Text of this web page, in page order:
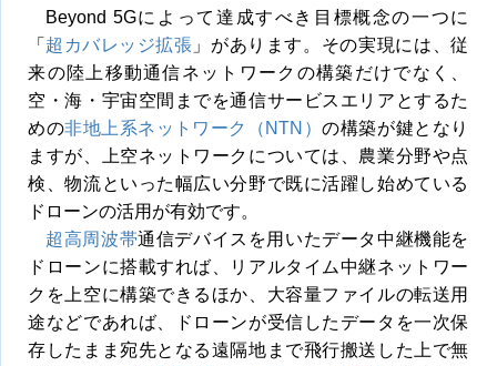
Beyond 5Gによって達成すべき目標概念の一つに
「 超カバレッジ拡張 」があります。その実現には、従
来の陸上移動通信ネットワークの構築だけでなく、
空・海・宇宙空間までを通信サービスエリアとするた
めの非地上系ネットワーク（NTN）の構築が鍵となり
ますが、上空ネットワークについては、農業分野や点
検、物流といった幅広い分野で既に活躍し始めている
ドローンの活用が有効です。
超高周波帯通信デバイスを用いたデータ中継機能を
ドローンに搭載すれば、リアルタイム中継ネットワー
クを上空に構築できるほか、大容量ファイルの転送用
途などであれば、ドローンが受信したデータを一次保
存したまま宛先となる遠隔地まで飛行搬送した上で無